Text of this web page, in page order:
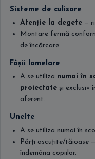
Sisteme de culisare
Atenție la degete —
Montare fermă
de încărcare.
Fâșii lamelare
A se utiliza numai în
proiectate și exclusiv
aferent.
Unelte
A se utiliza numai în
Părți ascuțite/tăioase
îndemâna copiilor.